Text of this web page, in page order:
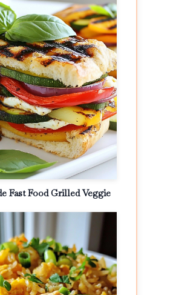
Fast Food Grilled Veggie